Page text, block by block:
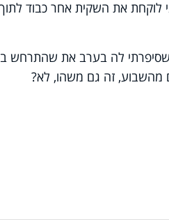
לוקחת את השקית אחר כבוד
לה בערב את שהתרחש
מהשבוע, זה גם משהו, לא?